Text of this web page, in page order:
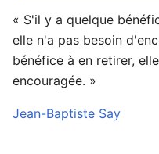
« S'il y a quelque
elle n'a pas besoin
bénéfice à en retirer,
encouragée. »
Jean-Baptiste Say